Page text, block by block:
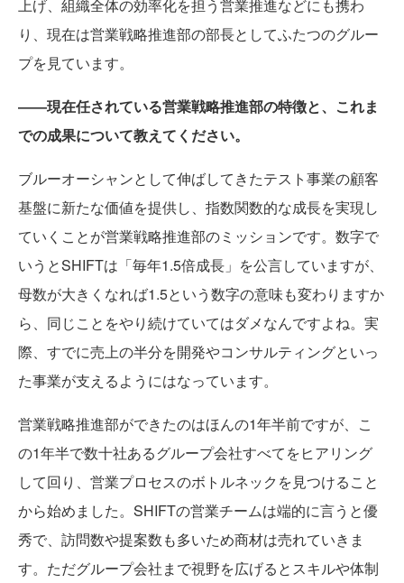
上げ、組織全体の効率化を担う営業推進などにも携わ
り、現在は営業戦略推進部の部長としてふたつのグルー
プを見ています。
――現在任されている営業戦略推進部の特徴と、これま
での成果について教えてください。
ブルーオーシャンとして伸ばしてきたテスト事業の顧客
基盤に新たな価値を提供し、指数関数的な成長を実現し
ていくことが営業戦略推進部のミッションです。数字で
いうとSHIFTは「毎年1.5倍成長」を公言していますが、
母数が大きくなれば1.5という数字の意味も変わりますか
ら、同じことをやり続けていてはダメなんですよね。実
際、すでに売上の半分を開発やコンサルティングといっ
た事業が支えるようにはなっています。
営業戦略推進部ができたのはほんの1年半前ですが、こ
の1年半で数十社あるグループ会社すべてをヒアリング
して回り、営業プロセスのボトルネックを見つけること
から始めました。SHIFTの営業チームは端的に言うと優
秀で、訪問数や提案数も多いため商材は売れていきま
す。ただグループ会社まで視野を広げるとスキルや体制